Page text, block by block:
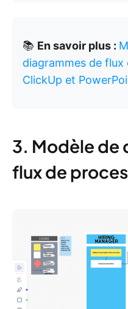
📚 En savoir plus :
diagrammes de
ClickUp et
3. Modèle de
flux de